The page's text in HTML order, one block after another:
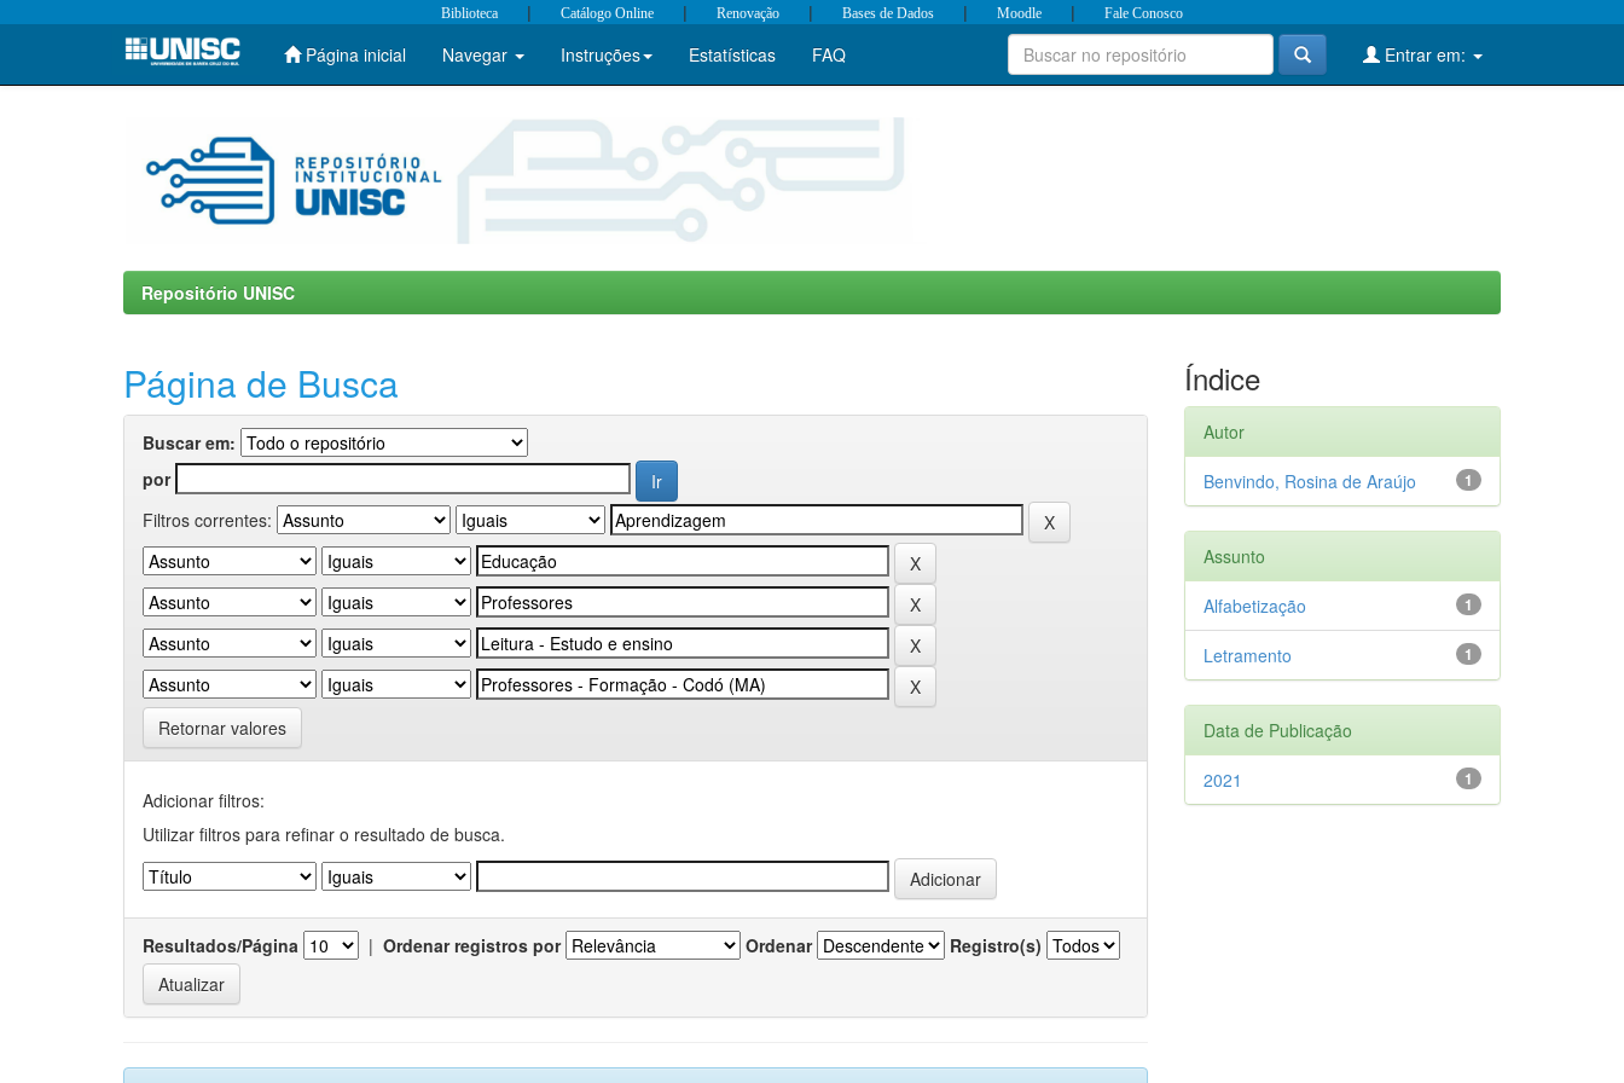
Skip
Biblioteca | Catálogo Online | Renovação | Bases de Dados | Moodle | Fale Conosco
Página inicial Navegar Instruções Estatísticas FAQ Entrar em:
Repositório UNISC
Página de Busca
Buscar em:
por
Filtros correntes:
Retornar valores
Adicionar filtros:
Utilizar filtros para refinar o resultado de busca.
Resultados/Página | Ordenar registros por Ordenar Registro(s)
Índice
Autor
1
Benvindo, Rosina de Araújo
Assunto
1
Alfabetização
1
Letramento
Data de Publicação
1
2021